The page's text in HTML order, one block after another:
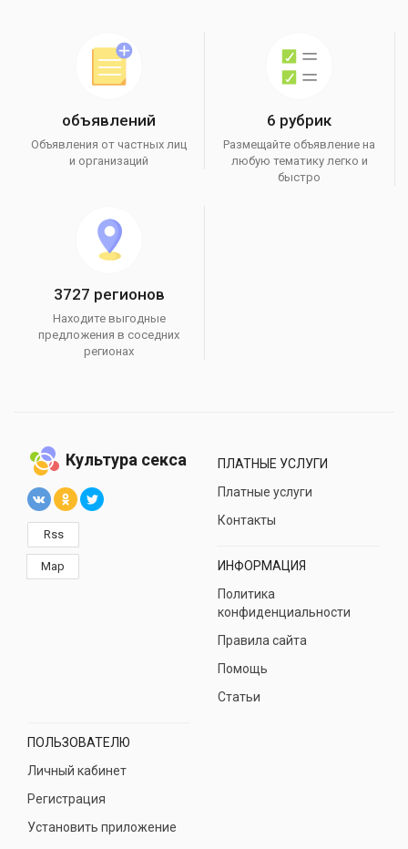
объявлений
Объявления от частных лиц
и организаций
6 рубрик
Размещайте объявление на
любую тематику легко и
быстро
3727 регионов
Находите выгодные
предложения в соседних
регионах
Культура секса
Rss
Map
ПЛАТНЫЕ УСЛУГИ
Платные услуги
Контакты
ИНФОРМАЦИЯ
Политика
конфиденциальности
Правила сайта
Помощь
Статьи
ПОЛЬЗОВАТЕЛЮ
Личный кабинет
Регистрация
Установить приложение